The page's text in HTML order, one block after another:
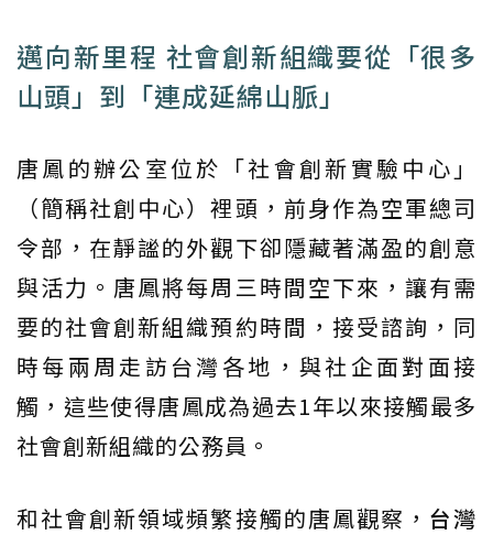
邁向新里程 社會創新組織要從「很多
山頭」到「連成延綿山脈」
唐鳳的辦公室位於「社會創新實驗中心」
（簡稱社創中心）裡頭，前身作為空軍總司
令部，在靜謐的外觀下卻隱藏著滿盈的創意
與活力。唐鳳將每周三時間空下來，讓有需
要的社會創新組織預約時間，接受諮詢，同
時每兩周走訪台灣各地，與社企面對面接
觸，這些使得唐鳳成為過去1年以來接觸最多
社會創新組織的公務員。
和社會創新領域頻繁接觸的唐鳳觀察， 台灣